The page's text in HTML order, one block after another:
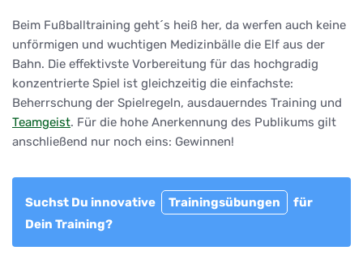
Beim Fußballtraining geht´s heiß her, da werfen auch keine
unförmigen und wuchtigen Medizinbälle die Elf aus der
Bahn. Die effektivste Vorbereitung für das hochgradig
konzentrierte Spiel ist gleichzeitig die einfachste:
Beherrschung der Spielregeln, ausdauerndes Training und
Teamgeist. Für die hohe Anerkennung des Publikums gilt
anschließend nur noch eins: Gewinnen!
Suchst Du innovative Trainingsübungen
für
Dein Training?